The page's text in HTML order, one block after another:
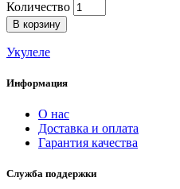
Количество
В корзину
Укулеле
Информация
О нас
Доставка и оплата
Гарантия качества
Служба поддержки